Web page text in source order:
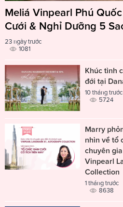
Meliá Vinpearl Phú
Cưới & Nghỉ Dưỡng 5
23 ngày trước
1081
Khúc tình
đới tại
10 tháng trước
5724
Marry
nhìn về tổ
chuyên
Vinpearl
Collection
1 tháng trước
8638